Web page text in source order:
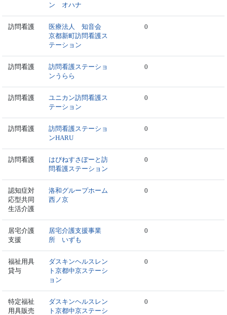
ン オハナ
訪問看護
医療法人 知音会
京都新町訪問看護ス
テーション
0
訪問看護
訪問看護ステーショ
ンうらら
0
訪問看護
ユニカン訪問看護ス
テーション
0
訪問看護
訪問看護ステーショ
ンHARU
0
訪問看護
はぴねすさぽーと訪
問看護ステーション
0
認知症対
応型共同
生活介護
洛和グループホーム
西ノ京
0
居宅介護
支援
居宅介護支援事業
所 いずも
0
福祉用具
貸与
ダスキンヘルスレン
ト京都中京ステーシ
ョン
0
特定福祉
用具販売
ダスキンヘルスレン
ト京都中京ステーシ
0